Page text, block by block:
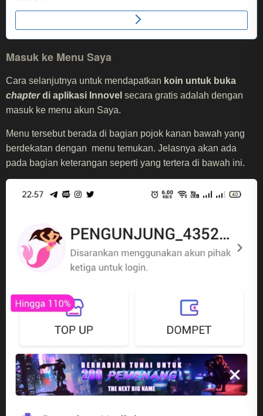
Masuk ke Menu Saya
Cara selanjutnya untuk mendapatkan koin untuk buka
chapterdi aplikasi Innovel secara gratis adalah dengan
masuk ke menu akun Saya.
Menu tersebut berada di bagian pojok kanan bawah yang
berdekatan dengan menu temukan. Jelasnya akan ada
pada bagian keterangan seperti yang tertera di bawah ini.